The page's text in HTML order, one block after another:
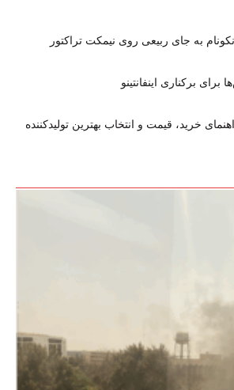
به جای ربیعی روی نیمکت تراکتور
برای برکناری اینفانتینو
خرید، قیمت و انتخاب بهترین تولیدکننده